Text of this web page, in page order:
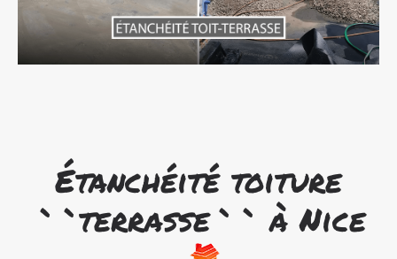
Étanchéité toiture
``terrasse`` à Nice